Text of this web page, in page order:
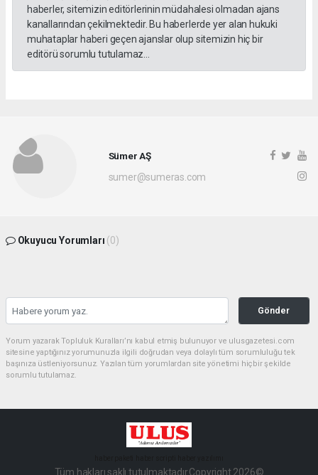
haberler, sitemizin editörlerinin müdahalesi olmadan ajans
kanallarından çekilmektedir. Bu haberlerde yer alan hukuki
muhataplar haberi geçen ajanslar olup sitemizin hiç bir
editörü sorumlu tutulamaz...
Sümer AŞ
sumer@sumeras.com
Okuyucu Yorumları (0)
Gönder
Yorum yazarak Topluluk Kuralları’nı kabul etmiş bulunuyor ve ulusgazetesi.com
sitesine yaptığınız yorumunuzla ilgili doğrudan veya dolaylı tüm sorumluluğu tek
başınıza üstleniyorsunuz. Yazılan tüm yorumlardan site yönetimi hiçbir şekilde
sorumlu tutulamaz.
Tüm hakları saklı tutulmaktadır.Copyright 2026©